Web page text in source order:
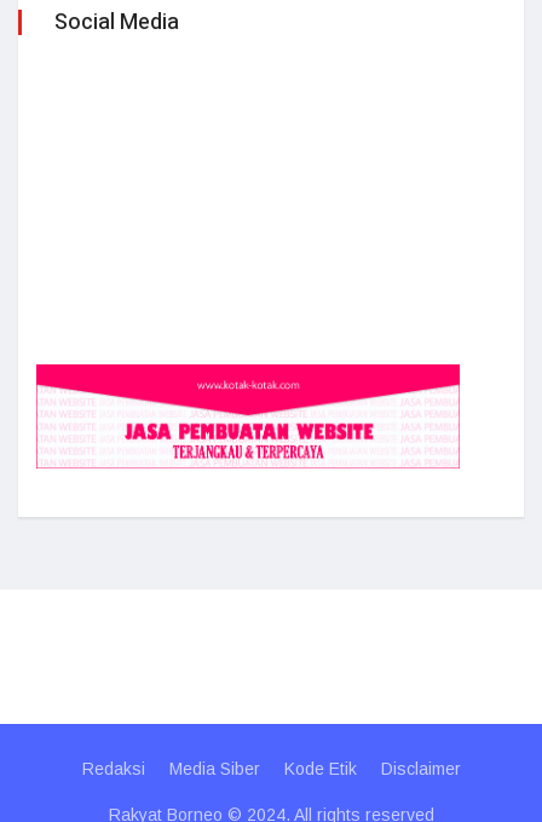
Social Media
Redaksi Media Siber Kode Etik Disclaimer
Rakyat Borneo © 2024. All rights reserved